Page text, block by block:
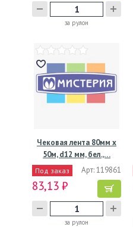
за рулон
Чековая лента 80мм х
50м, d12 мм, бел.,…
Под заказ Арт: 119861
83,13 ₽
за рулон